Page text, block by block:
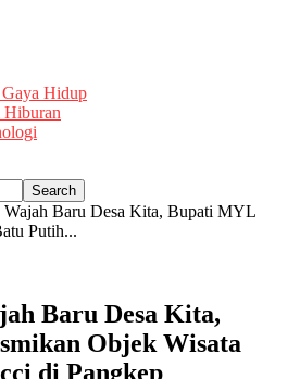
Hidup
Wajah Baru Desa Kita, Bupati MYL
Putih...
Baru Desa Kita,
Objek Wisata
di Pangkep